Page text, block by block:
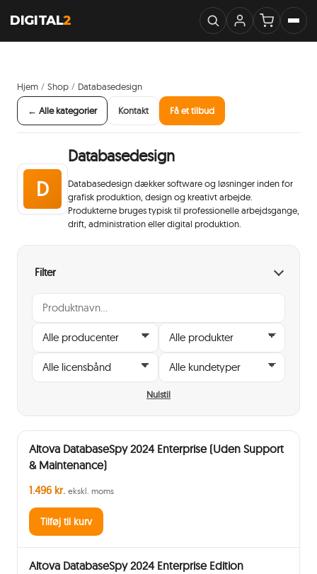
DIGITAL2
Hjem / Shop / Databasedesign
← Alle kategorier Kontakt Få et tilbud
D
Databasedesign
Databasedesign dækker software og løsninger inden for
grafisk produktion, design og kreativt arbejde.
Produkterne bruges typisk til professionelle arbejdsgange,
drift, administration eller digital produktion.
Filter
Nulstil
Altova DatabaseSpy 2024 Enterprise (Uden Support
& Maintenance)
1.496 kr. ekskl. moms
Tilføj til kurv
Altova DatabaseSpy 2024 Enterprise Edition